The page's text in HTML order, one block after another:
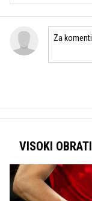
VISOKI OBRATI